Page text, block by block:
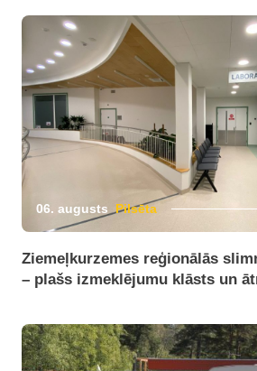
06. augusts Pilsēta
Ziemeļkurzemes reģionālās
– plašs izmeklējumu klāsts un